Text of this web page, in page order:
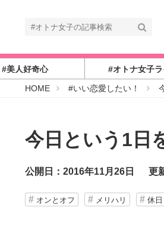
#美人好奇心 #オトナ女子
HOME#
子
#いい恋愛したい！
今日という1日
公開日：2016年11月26日 更
オンとオフ メリハリ 休日